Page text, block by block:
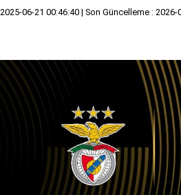
2025-06-21 00:46:40 | Son Güncelleme : 2026-